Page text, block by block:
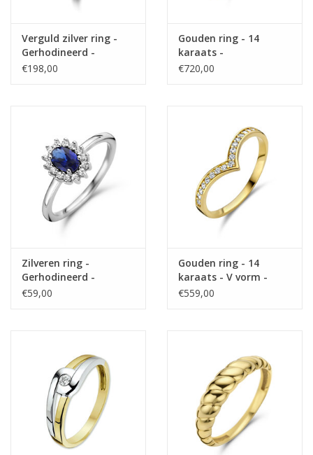
Verguld zilver ring -
Gerhodineerd -
Zirkonia - Maat 56
€198,00
Gouden ring - 14
karaats -
Mat/glanzend - Maat
€720,00
Zilveren ring -
Gerhodineerd -
Synthetisch blauw
€59,00
Gouden ring - 14
karaats - V vorm -
Zirkonia - Maat 17.75
€559,00